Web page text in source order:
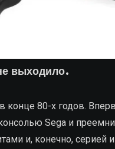
выходило.
конце 80-х годов.
Sega и
и, конечно, серией